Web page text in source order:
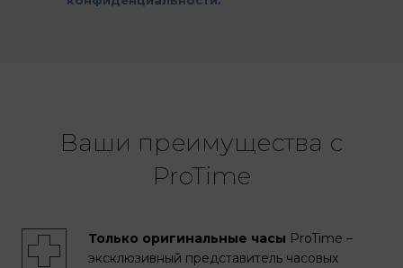
Ваши преимущества с
ProTime
Только оригинальные часы ProTime –
эксклюзивный представитель часовых